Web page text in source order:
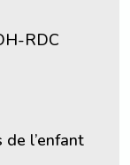
RDC
l’enfant